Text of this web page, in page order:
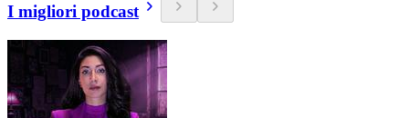
I migliori podcast